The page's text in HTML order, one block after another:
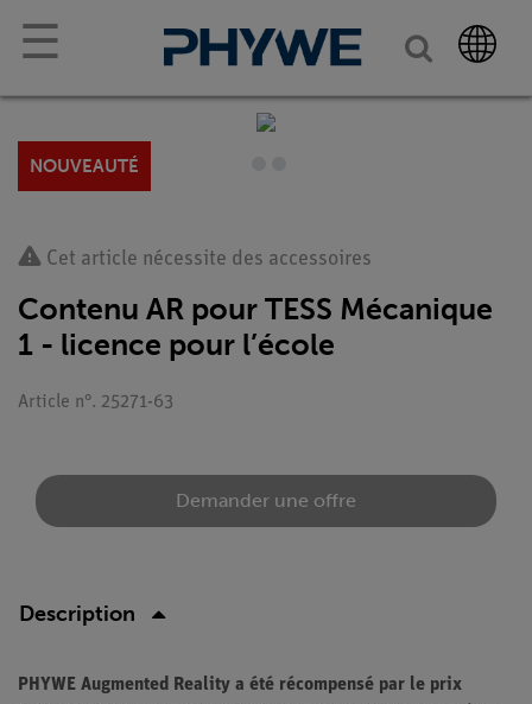
☰
NOUVEAUTÉ
Cet article nécessite des accessoires
Contenu AR pour TESS Mécanique
1 - licence pour l’école
Article n°. 25271-63
Demander une offre
Description
PHYWE Augmented Reality a été récompensé par le prix